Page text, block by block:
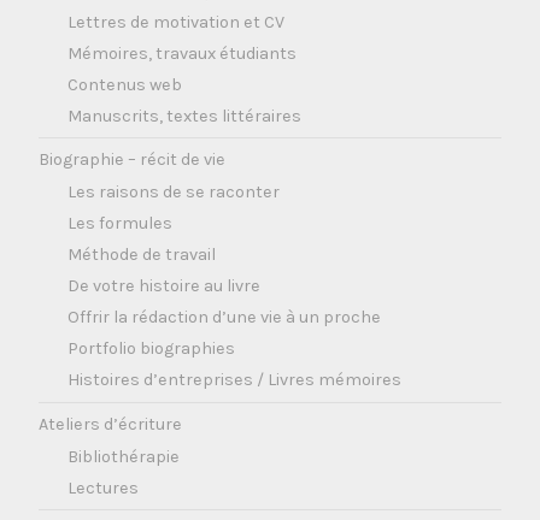
Lettres de motivation et CV
Mémoires, travaux étudiants
Contenus web
Manuscrits, textes littéraires
Biographie – récit de vie
Les raisons de se raconter
Les formules
Méthode de travail
De votre histoire au livre
Offrir la rédaction d’une vie à un proche
Portfolio biographies
Histoires d’entreprises / Livres mémoires
Ateliers d’écriture
Bibliothérapie
Lectures